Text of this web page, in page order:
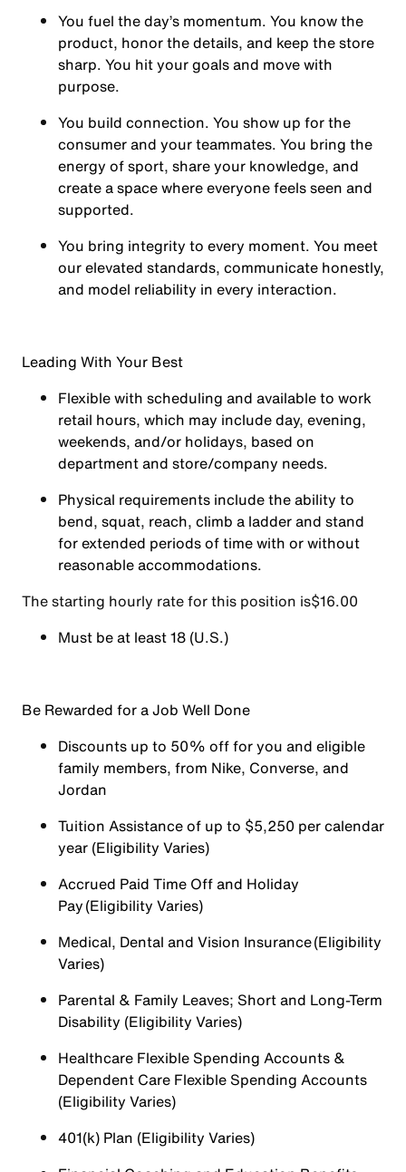
You fuel the day’s momentum. You know the
product, honor the details, and keep the store
sharp. You hit your goals and move with
purpose.
You build connection. You show up for the
consumer and your teammates. You bring the
energy of sport, share your knowledge, and
create a space where everyone feels seen and
supported.
You bring integrity to every moment. You meet
our elevated standards, communicate honestly,
and model reliability in every interaction.
Leading With Your Best
Flexible with scheduling and available to work
retail hours, which may include day, evening,
weekends, and/or holidays, based on
department and store/company needs.
Physical requirements include the ability to
bend, squat, reach, climb a ladder and stand
for extended periods of time with or without
reasonable accommodations.
The starting hourly rate for this position isㅤ$16.00
Must be at least 18 (U.S.)
Be Rewarded for a Job Well Done
Discounts up to 50% off for you and eligible
family members, from Nike, Converse, and
Jordan
Tuition Assistance of up to $5,250 per calendar
year (Eligibility Varies)
Accrued Paid Time Off and Holiday
Pay (Eligibility Varies)
Medical, Dental and Vision Insurance (Eligibility
Varies)
Parental & Family Leaves; Short and Long-Term
Disability (Eligibility Varies)
Healthcare Flexible Spending Accounts &
Dependent Care Flexible Spending Accounts
(Eligibility Varies)
401(k) Plan (Eligibility Varies)